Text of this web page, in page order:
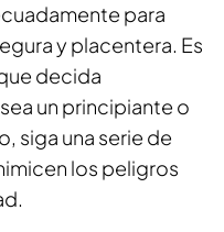
para
y placentera. Es
decida
un principiante o
siga una serie de
los peligros